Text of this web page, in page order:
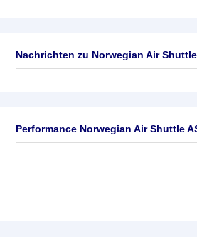
Nachrichten zu Norwegian Air
Performance Norwegian Air Shuttle